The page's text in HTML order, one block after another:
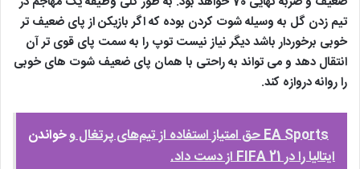
تیم زدن گل به وسیله شوت کردن بوده که اگر بازیکن از پای ضعیف تر
خوبی برخوردار باشد دیگر نیاز نیست توپ را به سمت پای قوی تر آن
انتقال دهد و می تواند به راحتی با همان پای ضعیف شوت های خوبی
را روانه دروازه کند.
خواندنEA Sports حق امتیاز استفاده از تیم‌های پرتغال و
ایتالیا را در FIFA 21 از دست داد.